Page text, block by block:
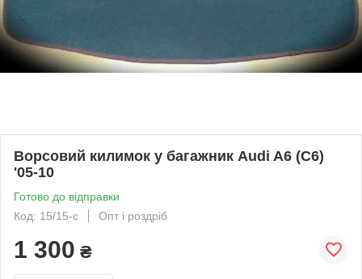
Ворсовий килимок у багажник Audi A6 (C6)
'05-10
Готово до відправки
Код: 15/15-с
Опт і роздріб
1 300 ₴